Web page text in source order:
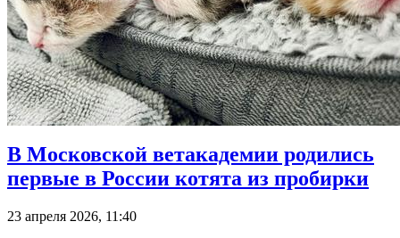
В Московской ветакадемии родились
первые в России котята из пробирки
23 апреля 2026, 11:40